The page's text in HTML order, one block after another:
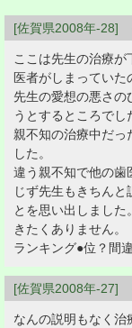
[佐賀県2008年-28]
ここは先生の治療
医者がしまっていた
先生の愛想の悪さの
うとするところでし
親不知の治療中だっ
した。
違う親不知で他の歯
じず先生もきちん
とを思い出しまし
きたくありません。
ランキング●位？間
[佐賀県2008年-27]
なんの説明もなく治